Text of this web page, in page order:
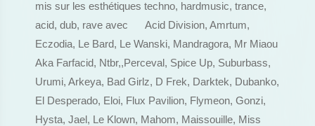
mis sur les esthétiques techno, hardmusic, trance,
acid, dub, rave avec Acid Division, Amrtum,
Eczodia, Le Bard, Le Wanski, Mandragora, Mr Miaou
Aka Farfacid, Ntbr,,Perceval, Spice Up, Suburbass,
Urumi, Arkeya, Bad Girlz, D Frek, Darktek, Dubanko,
El Desperado, Eloi, Flux Pavilion, Flymeon, Gonzi,
Hysta, Jael, Le Klown, Mahom, Maissouille, Miss